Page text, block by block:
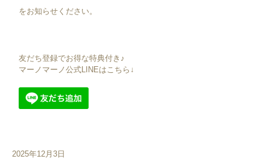
をお知らせください。
友だち登録でお得な特典付き♪
マーノマーノ公式LINEはこちら↓
2025年12月3日